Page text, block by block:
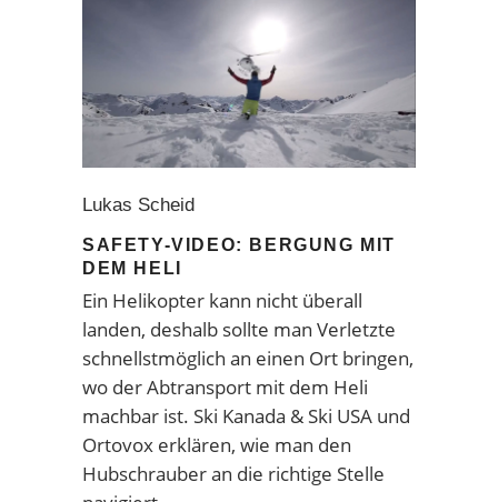
Lukas Scheid
SAFETY-VIDEO: BERGUNG MIT
DEM HELI
Ein Helikopter kann nicht überall
landen, deshalb sollte man Verletzte
schnellstmöglich an einen Ort bringen,
wo der Abtransport mit dem Heli
machbar ist. Ski Kanada & Ski USA und
Ortovox erklären, wie man den
Hubschrauber an die richtige Stelle